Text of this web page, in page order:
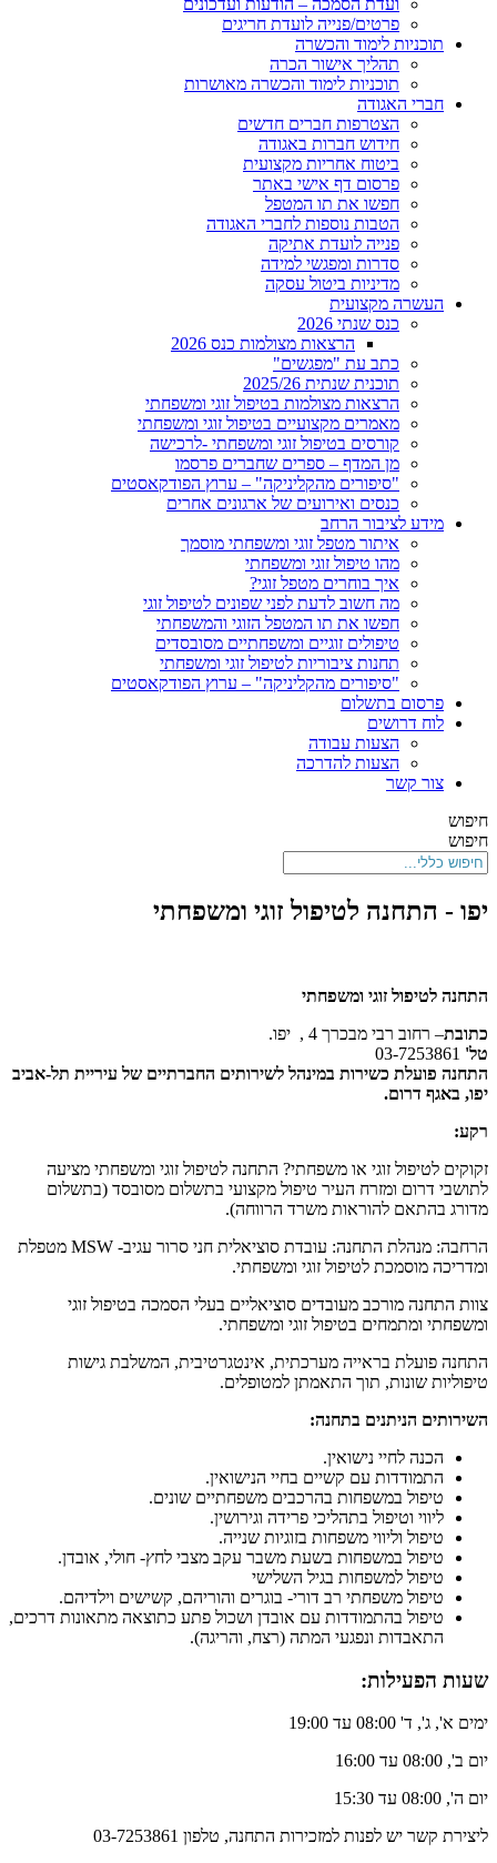
ועדת הסמכה – הודעות ועדכונים
פרטים/פנייה לועדת חריגים
תוכניות לימוד והכשרה
תהליך אישור הכרה
תוכניות לימוד והכשרה מאושרות
חברי האגודה
הצטרפות חברים חדשים
חידוש חברות באגודה
ביטוח אחריות מקצועית
פרסום דף אישי באתר
חפשו את תו המטפל
הטבות נוספות לחברי האגודה
פנייה לועדת אתיקה
סדרות ומפגשי למידה
מדיניות ביטול עסקה
העשרה מקצועית
כנס שנתי 2026
הרצאות מצולמות כנס 2026
כתב עת "מפגשים"
תוכנית שנתית 2025/26
הרצאות מצולמות בטיפול זוגי ומשפחתי
מאמרים מקצועיים בטיפול זוגי ומשפחתי
קורסים בטיפול זוגי ומשפחתי -לרכישה
מן המדף – ספרים שחברים פרסמו
"סיפורים מהקליניקה" – ערוץ הפודקאסטים
כנסים ואירועים של ארגונים אחרים
מידע לציבור הרחב
איתור מטפל זוגי ומשפחתי מוסמך
מהו טיפול זוגי ומשפחתי
איך בוחרים מטפל זוגי?
מה חשוב לדעת לפני שפונים לטיפול זוגי
חפשו את תו המטפל הזוגי והמשפחתי
טיפולים זוגיים ומשפחתיים מסובסדים
תחנות ציבוריות לטיפול זוגי ומשפחתי
"סיפורים מהקליניקה" – ערוץ הפודקאסטים
פרסום בתשלום
לוח דרושים
הצעות עבודה
הצעות להדרכה
צור קשר
חיפוש
חיפוש
יפו - התחנה לטיפול זוגי ומשפחתי
התחנה לטיפול זוגי ומשפחתי
כתובת– רחוב רבי מבכרך 4 , יפו.
טל'
התחנה פועלת כשירות במינהל לשירותים החברתיים של עיריית תל-אביב
יפו, באגף דרום.
רקע:
זקוקים לטיפול זוגי או משפחתי? התחנה לטיפול זוגי ומשפחתי מציעה
לתושבי דרום ומזרח העיר טיפול מקצועי בתשלום מסובסד (בתשלום
מדורג בהתאם להוראות משרד הרווחה).
הרחבה: מנהלת התחנה: עובדת סוציאלית חני סרור עגיב- MSW מטפלת
ומדריכה מוסמכת לטיפול זוגי ומשפחתי.
צוות התחנה מורכב מעובדים סוציאליים בעלי הסמכה בטיפול זוגי
ומשפחתי ומתמחים בטיפול זוגי ומשפחתי.
התחנה פועלת בראייה מערכתית, אינטגרטיבית, המשלבת גישות
טיפוליות שונות, תוך התאמתן למטופלים.
השירותים הניתנים בתחנה:
הכנה לחיי נישואין.
התמודדות עם קשיים בחיי הנישואין.
טיפול במשפחות בהרכבים משפחתיים שונים.
ליווי וטיפול בתהליכי פרידה וגירושין.
טיפול וליווי משפחות בזוגיות שנייה.
טיפול במשפחות בשעת משבר עקב מצבי לחץ- חולי, אובדן.
טיפול למשפחות בגיל השלישי
טיפול משפחתי רב דורי- בוגרים והוריהם, קשישים וילדיהם.
טיפול בהתמודדות עם אובדן ושכול פתע כתוצאה מתאונות דרכים,
התאבדות ונפגעי המתה (רצח, והריגה).
שעות הפעילות:
ימים א', ג', ד' 08:00 עד 19:00
יום ב', 08:00 עד 16:00
יום ה', 08:00 עד 15:30
ליצירת קשר יש לפנות למזכירות התחנה, טלפון 03-7253861